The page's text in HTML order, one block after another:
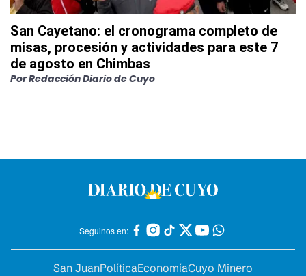
San Cayetano: el cronograma completo de
misas, procesión y actividades para este 7
de agosto en Chimbas
PorRedacción Diario de Cuyo
Seguinos en:
San JuanPolíticaEconomíaCuyo Minero